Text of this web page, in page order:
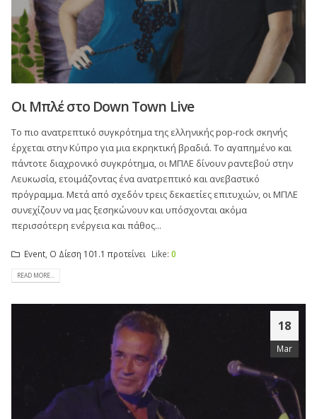
Οι Μπλέ στο Down Town Live
To πιο ανατρεπτικό συγκρότημα της ελληνικής pop-rock σκηνής
έρχεται στην Κύπρο για μια εκρηκτική βραδιά. Το αγαπημένο και
πάντοτε διαχρονικό συγκρότημα, οι ΜΠΛΕ δίνουν ραντεβού στην
Λευκωσία, ετοιμάζοντας ένα ανατρεπτικό και ανεβαστικό
πρόγραμμα. Μετά από σχεδόν τρεις δεκαετίες επιτυχιών, οι ΜΠΛΕ
συνεχίζουν να μας ξεσηκώνουν και υπόσχονται ακόμα
περισσότερη ενέργεια και πάθος...
Event, Ο Δίεση 101.1 προτείνει Like: 0
READ MORE...
18
Mar